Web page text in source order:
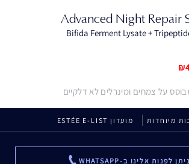
Advanced Night Repair
Bifida Ferment Lysate +
מיוחדות מועדון ESTÉE E-LIST
ניתן לפנות אלינו ב-WHATSAPP ...